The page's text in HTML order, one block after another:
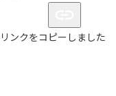
リンクをコピーしました